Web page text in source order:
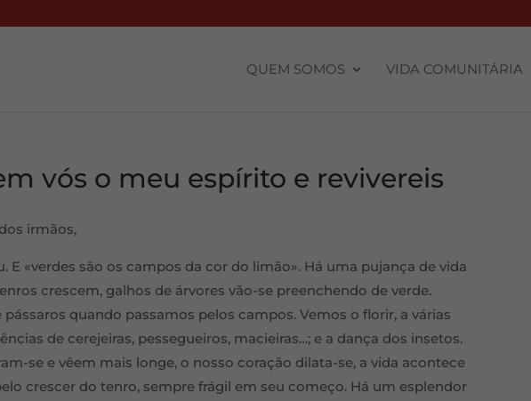
QUEM SOMOS VIDA COMUNITÁRIA
vós o meu espírito e revivereis
irmãos,
E «verdes são os campos da cor do limão». Há uma pujança de vida
crescem, galhos de árvores vão-se preenchendo de verde.
quando passamos pelos campos. Vemos o florir, a várias
de cerejeiras, pessegueiros, macieiras…; e a dança dos insetos.
se e vêem mais longe, o nosso coração dilata-se, a vida acontece
crescer do tenro, sempre frágil em seu começo. Há um esplendor